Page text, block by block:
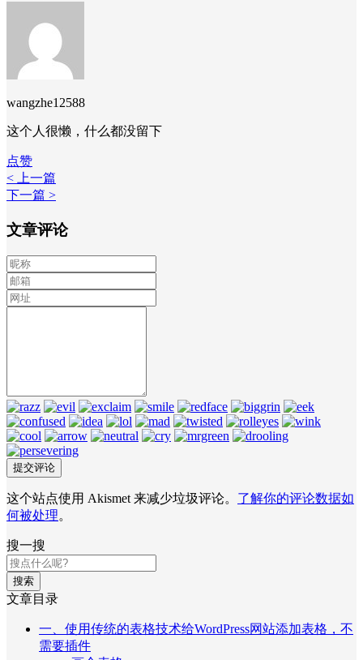
wangzhe12588
这个人很懒，什么都没留下
点赞
< 上一篇
下一篇 >
文章评论
这个站点使用 Akismet 来减少垃圾评论。 了解你的评论数据如
何被处理。
搜一搜
搜索
文章目录
一、使用传统的表格技术给WordPress网站添加表格，不
需要插件